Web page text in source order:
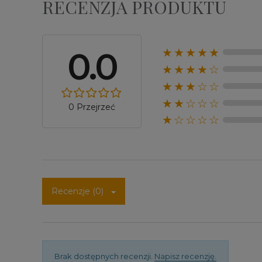
RECENZJA PRODUKTU
0.0
0 Przejrzeć
★★★★★
★★★★☆
★★★☆☆
★★☆☆☆
★☆☆☆☆
Recenzje (0)
Brak dostępnych recenzji. Napisz recenzję.